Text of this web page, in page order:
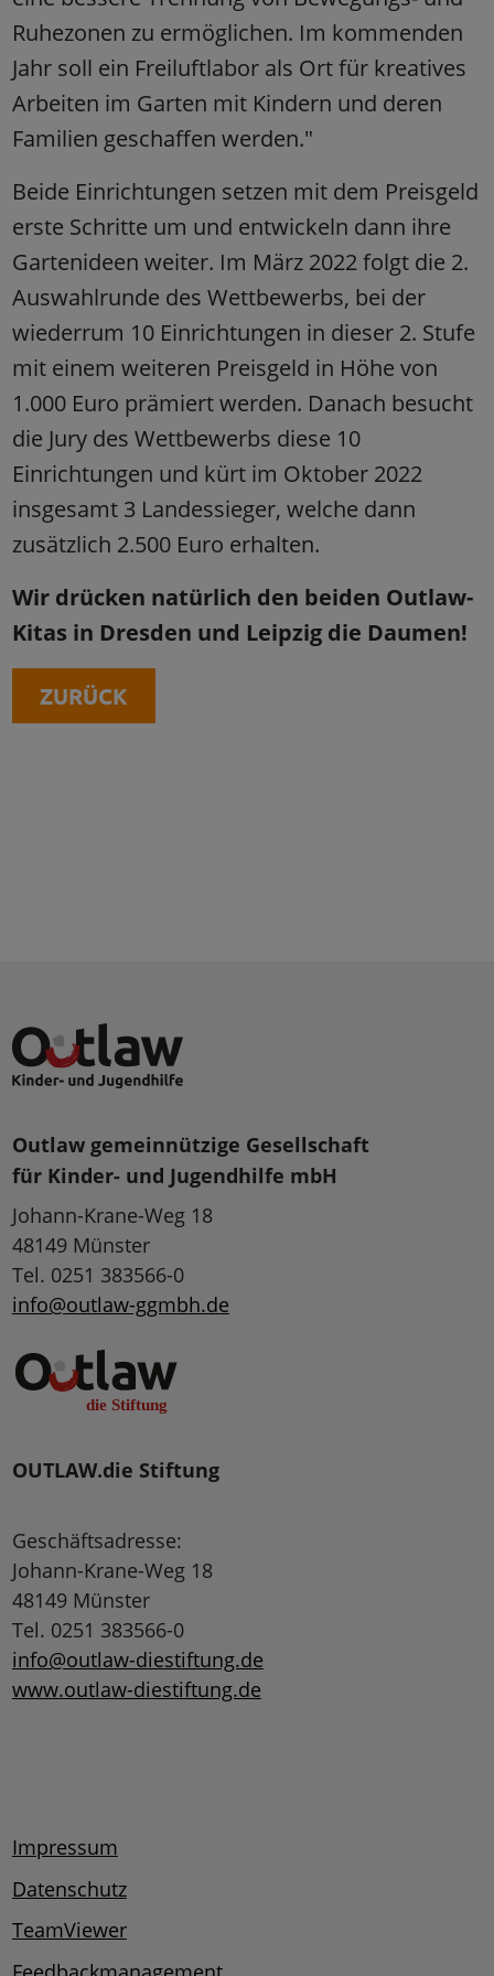
Ruhezonen zu ermöglichen. Im kommenden
Jahr soll ein Freiluftlabor als Ort für kreatives
Arbeiten im Garten mit Kindern und deren
Familien geschaffen werden."
Beide Einrichtungen setzen mit dem Preisgeld
erste Schritte um und entwickeln dann ihre
Gartenideen weiter. Im März 2022 folgt die 2.
Auswahlrunde des Wettbewerbs, bei der
wiederrum 10 Einrichtungen in dieser 2. Stufe
mit einem weiteren Preisgeld in Höhe von
1.000 Euro prämiert werden. Danach besucht
die Jury des Wettbewerbs diese 10
Einrichtungen und kürt im Oktober 2022
insgesamt 3 Landessieger, welche dann
zusätzlich 2.500 Euro erhalten.
Wir drücken natürlich den beiden Outlaw-
Kitas in Dresden und Leipzig die Daumen!
ZURÜCK
Outlaw gemeinnützige Gesellschaft
für Kinder- und Jugendhilfe mbH
Johann-Krane-Weg 18
48149 Münster
Tel. 0251 383566-0
info@outlaw-ggmbh.de
OUTLAW.die Stiftung
Geschäftsadresse:
Johann-Krane-Weg 18
48149 Münster
Tel. 0251 383566-0
info@outlaw-diestiftung.de
www.outlaw-diestiftung.de
Impressum
Datenschutz
TeamViewer